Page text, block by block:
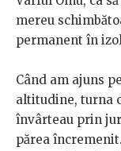
mereu
permanent în
Când am ajuns
altitudine, turna
învârteau prin
părea